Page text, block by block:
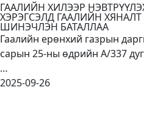
ГААЛИЙН ХИЛЭЭР
ХЭРЭГСЭЛД ГААЛИЙН
ШИНЭЧЛЭН БАТАЛЛАА
Гаалийн ерөнхий газрын
сарын 25-ны өдрийн А/337
…
2025-09-26